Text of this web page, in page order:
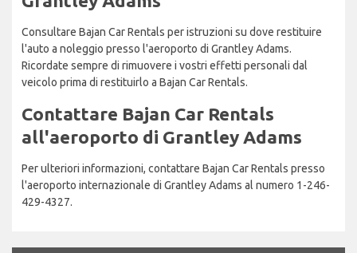
Consultare Bajan Car Rentals per istruzioni su dove restituire
l'auto a noleggio presso l'aeroporto di Grantley Adams.
Ricordate sempre di rimuovere i vostri effetti personali dal
veicolo prima di restituirlo a Bajan Car Rentals.
Contattare Bajan Car Rentals
all'aeroporto di Grantley Adams
Per ulteriori informazioni, contattare Bajan Car Rentals presso
l'aeroporto internazionale di Grantley Adams al numero 1-246-
429-4327.